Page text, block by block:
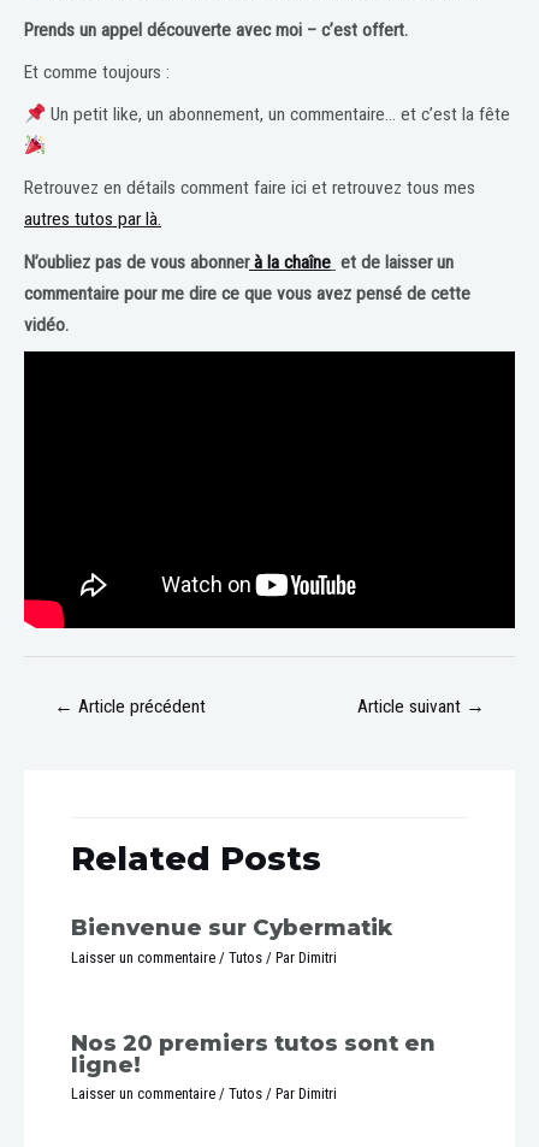
Prends un appel découverte avec moi – c’est offert.
Et comme toujours :
Un petit like, un abonnement, un commentaire… et c’est la fête
Retrouvez en détails comment faire ici et retrouvez tous mes
autres tutos par là.
N’oubliez pas de vous abonnerà la chaîne et de laisser un
commentaire pour me dire ce que vous avez pensé de cette
vidéo.
← Article précédent Article suivant →
Related Posts
Bienvenue sur Cybermatik
Laisser un commentaire / Tutos/ Par Dimitri
Nos 20 premiers tutos sont en
ligne!
Laisser un commentaire / Tutos/ Par Dimitri